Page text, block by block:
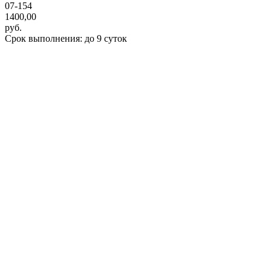
07-154
1400,00
руб.
Срок выполнения: до 9 суток